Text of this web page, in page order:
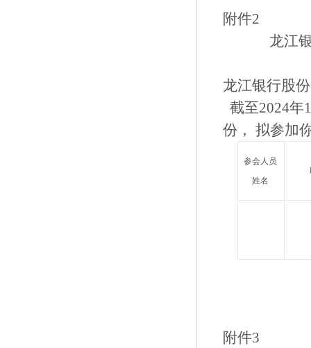
附件2
龙江
龙江银行股
截至2024年
份， 拟参加
参会人员
姓名
附件3